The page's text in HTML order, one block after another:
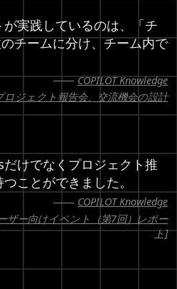
実践しているのは、「チ
チームに分け、チーム内で
COPILOT Knowledge
ジェクト報告会、交流機会の設計
けでなくプロジェクト推
ことができました。
COPILOT Knowledge
ザー向けイベント（第7回）レポー
ト]